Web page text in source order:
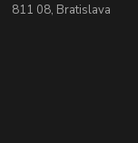
811 08, Bratislava